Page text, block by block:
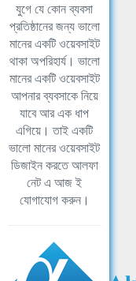
যুগে যে কোন ব্যবসা
প্রতিষ্ঠানের জন্য ভালো
মানের একটি ওয়েবসাইট
থাকা অপরিহার্য। ভালো
মানের একটি ওয়েবসাইট
আপনার ব্যবসাকে নিয়ে
যাবে আর এক ধাপ
এগিয়ে। তাই একটি
ভালো মানের ওয়েবসাইট
ডিজাইন করতে আলফা
নেট এ আজ ই
যোগাযোগ করুন।